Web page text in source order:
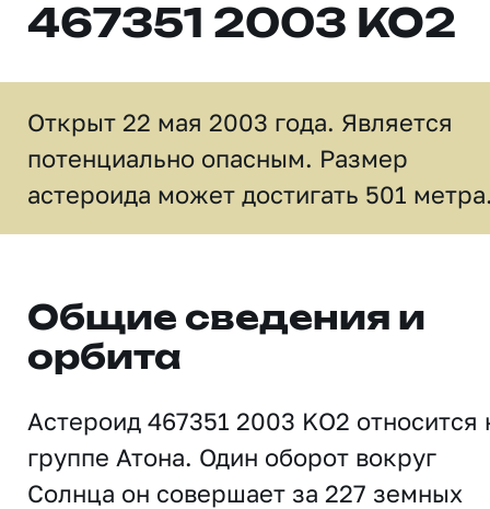
467351 2003 KO2
Открыт 22 мая 2003 года. Является
потенциально опасным. Размер
астероида может достигать 501
Общие сведения и
орбита
Астероид 467351 2003 KO2 относится
группе Атона. Один оборот вокруг
Солнца он совершает за 227 земных